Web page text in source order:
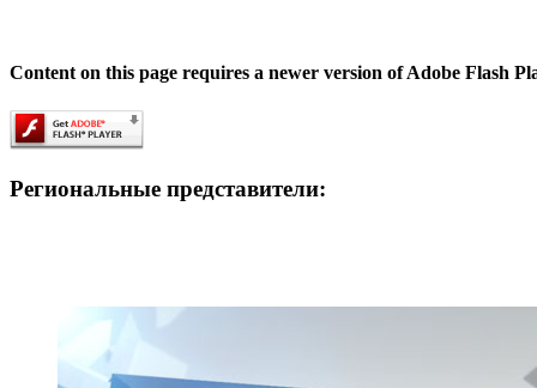
Content on this page requires a newer version of Adobe Flash
Региональные представители: